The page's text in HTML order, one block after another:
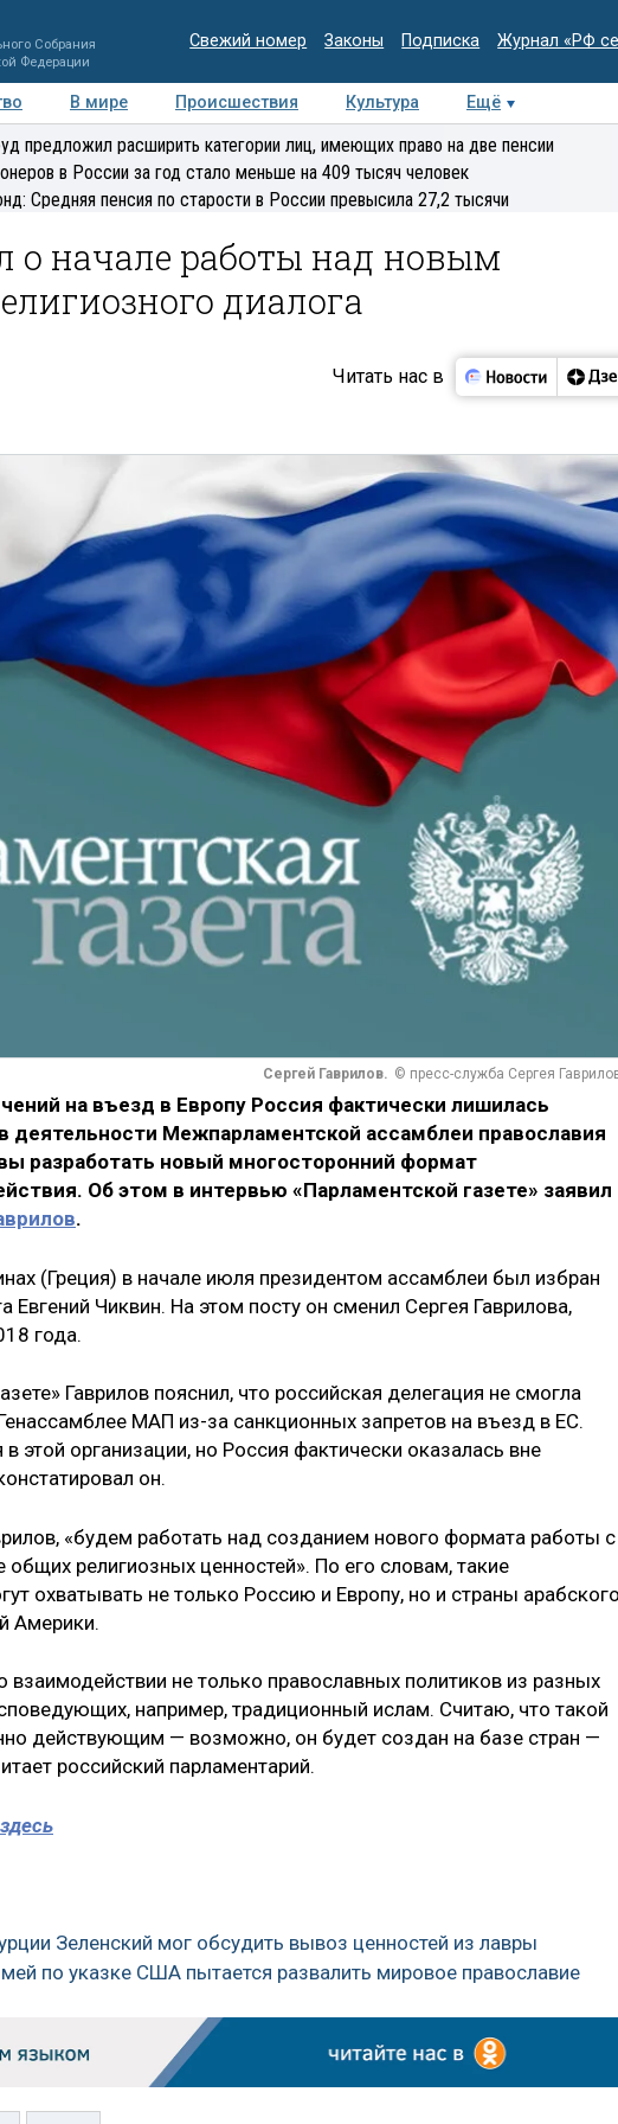
Собрания
Федерации
Свежий номер Законы Подписка Журнал «РФ
В мире Происшествия Культура
Ещё
Регионы Медиацентр Интервью Колумнисты
предложил расширить категории лиц, имеющих право на две пенсии
в России за год стало меньше на 409 тысяч человек
Средняя пенсия по старости в России превысила 27,2 тысячи
о начале работы над новым
диалога
Читать нас в
Сергей Гаврилов. © пресс-служба Сергея
на въезд в Европу Россия фактически лишилась
деятельности Межпарламентской ассамблеи православия
разработать новый многосторонний формат
Об этом в интервью «Парламентской газете» заявил
.
(Греция) в начале июля президентом ассамблеи был избран
Евгений Чиквин. На этом посту он сменил Сергея Гаврилова,
года.
Гаврилов пояснил, что российская делегация не смогла
МАП из-за санкционных запретов на въезд в ЕС.
этой организации, но Россия фактически оказалась вне
он.
«будем работать над созданием нового формата работы с
религиозных ценностей». По его словам, такие
охватывать не только Россию и Европу, но и страны
Америки.
не только православных политиков из разных
например, традиционный ислам. Считаю, что такой
действующим — возможно, он будет создан на базе стран —
российский парламентарий.
здесь
Зеленский мог обсудить вывоз ценностей из лавры
по указке США пытается развалить мировое православие